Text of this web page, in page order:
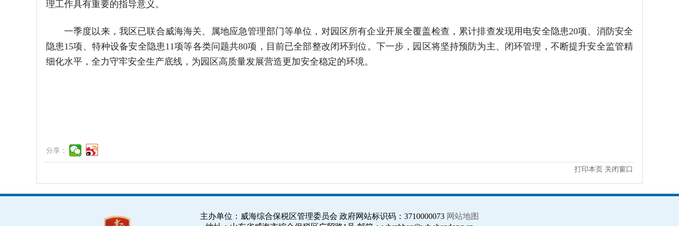
理工作具有重要的指导意义。
一季度以来，我区已联合威海海关、属地应急管理部门等单位，对园区所有企业开展全覆盖检查，累计排查发现用电安全隐患20项、消防安全
隐患15项、特种设备安全隐患11项等各类问题共80项，目前已全部整改闭环到位。下一步，园区将坚持预防为主、闭环管理，不断提升安全监管精
细化水平，全力守牢安全生产底线，为园区高质量发展营造更加安全稳定的环境。
分享：
打印本页 关闭窗口
主办单位：威海综合保税区管理委员会 政府网站标识码：3710000073 网站地图